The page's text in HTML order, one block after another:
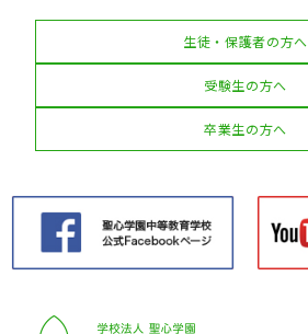
生徒・保護者の方へ
受験生の方へ
卒業生の方へ